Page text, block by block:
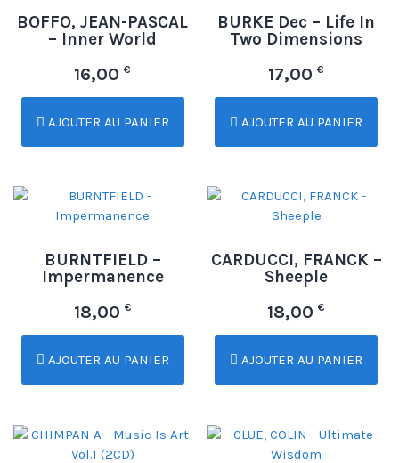
BOFFO, JEAN-PASCAL
– Inner World
16,00€
AJOUTER AU PANIER
BURKE Dec – Life In
Two Dimensions
17,00€
AJOUTER AU PANIER
BURNTFIELD –
Impermanence
18,00 €
AJOUTER AU PANIER
CARDUCCI, FRANCK –
Sheeple
18,00€
AJOUTER AU PANIER